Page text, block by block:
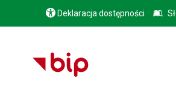
Deklaracja dostępności